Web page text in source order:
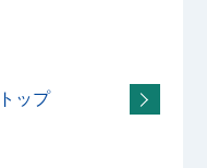
ップ